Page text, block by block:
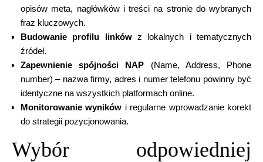
opisów meta, nagłówków i treści na stronie do wybranych
fraz kluczowych.
Budowanie profilu linkówz lokalnych i tematycznych
źródeł.
Zapewnienie spójności NAP (Name, Address, Phone
number) – nazwa firmy, adres i numer telefonu powinny być
identyczne na wszystkich platformach online.
Monitorowanie wyników i regularne wprowadzanie korekt
do strategii pozycjonowania.
Wybór odpowiedniej